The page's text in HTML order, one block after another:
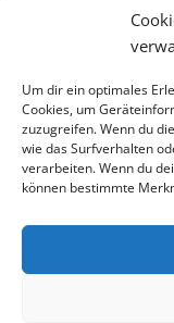
Um dir ein optimales
Cookies, um
zuzugreifen. Wenn du
wie das Surfverhalten
verarbeiten. Wenn du
können bestimmte
Diese
Mails
werden. Durch
Du, unsere
haben.
Impressum